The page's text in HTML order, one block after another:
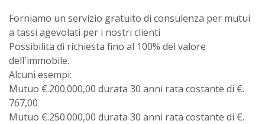
Forniamo un servizio gratuito di consulenza per mutui
a tassi agevolati per i nostri clienti
Possibilita di richiesta fino al 100% del valore
dell'immobile.
Alcuni esempi:
Mutuo €.200.000,00 durata 30 anni rata costante di €.
767,00
Mutuo €.250.000,00 durata 30 anni rata costante di €.